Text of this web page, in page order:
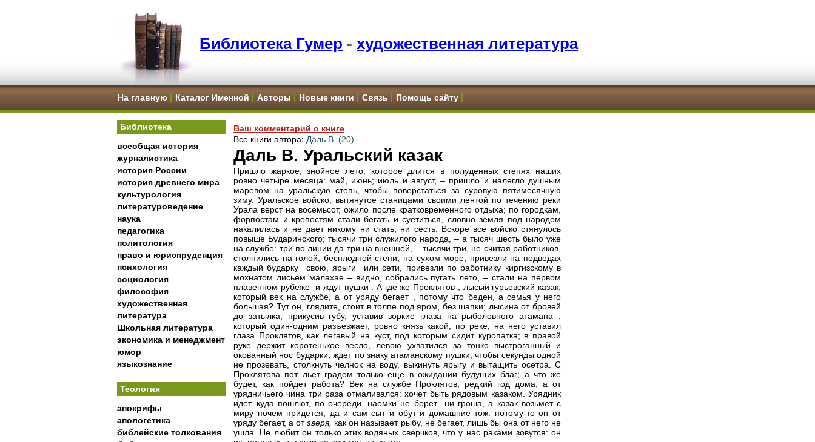
Библиотека Гумер - художественная литература
На главную Каталог Именной Авторы Новые книги Связь Помощь сайту
Библиотека
всеобщая история
журналистика
история России
история древнего мира
культурология
литературоведение
наука
педагогика
политология
право и юриспруденция
психология
социология
философия
художественная
литература
Школьная литература
экономика и менеджмент
юмор
языкознание
Теология
апокрифы
апологетика
библейские толкования
Ваш комментарий о книге
Все книги автора: Даль В. (20)
Даль В. Уральский казак
Пришло жаркое, знойное лето, которое длится в полуденных степях наших
ровно четыре месяца: май, июнь; июль и август, – пришло и налегло душным
маревом на уральскую степь, чтобы поверстаться за суровую пятимесячную
зиму. Уральское войско, вытянутое станицами своими лентой по течению реки
Урала верст на восемьсот, ожило после кратковременного отдыха; по городкам,
форпостам и крепостям стали бегать и суетиться, словно земля под народом
накалилась и не дает никому ни стать, ни сесть. Вскоре все войско стянулось
повыше Бударинского; тысячи три служилого народа, – а тысяч шесть было уже
на службе: три по линии да три на внешней, – тысячи три, не считая работников,
столпились на голой, бесплодной степи, на сухом море, привезли на подводах
каждый бударку
свою, ярыги
или сети, привезли по работнику киргизскому в
мохнатом лисьем малахае – видно, собрались пугать лето, – стали на первом
плавенном рубеже
и ждут пушки . А где же Проклятов
, лысый гурьевский казак,
который век на службе, а от уряду бегает
, потому что беден, а семья у него
большая? Тут он, глядите, стоит в толпе под яром, без шапки; лысина от бровей
до затылка, прикусив губу, уставив зоркие глаза на рыболовного атамана
который один-одним разъезжает, ровно князь какой, по реке, на него уставил
глаза Проклятов, как легавый на куст, под которым сидит куропатка; в правой
руке держит коротенькое весло, левою ухватился за тонко выстроганный и
окованный нос бударки, ждет по знаку атаманскому пушки, чтобы секунды одной
не прозевать, столкнуть челнок на воду, выкинуть ярыгу и вытащить осетра. С
Проклятова пот льет градом только еще в ожидании будущих благ; а что же
будет, как пойдет работа? Век на службе Проклятов, редкий год дома, а от
урядничьего чина три раза отмаливался: хочет быть рядовым казаком. Урядник
идет, куда пошлют, по очереди, наемки не берет
ни гроша, а казак возьмет с
миру почем придется, да и сам сыт и обут и домашние тож: потому-то он от
уряду бегает, а отзверя, как он называет рыбу, не бегает, лишь бы она от него не
ушла. Не любит он только этих водяных сверчков, что у нас раками зовутся: он